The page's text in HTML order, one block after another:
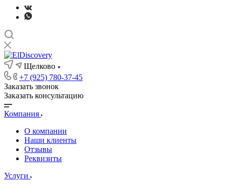
Щелково
+7 (925) 780-37-45
Заказать звонок
Заказать консультацию
Компания
О компании
Наши клиенты
Отзывы
Реквизиты
Услуги